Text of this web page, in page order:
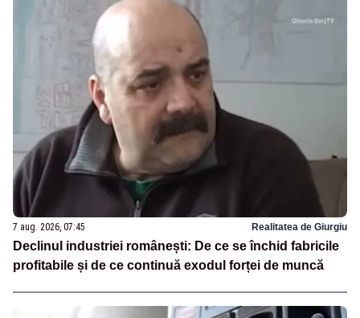
7 aug. 2026, 07:45 Realitatea de Giurgiu
Declinul industriei românești: De ce se închid fabricile
profitabile și de ce continuă exodul forței de muncă